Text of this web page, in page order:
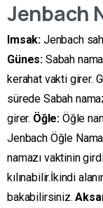
Jenbach
Imsak: Jenbach
Günes: Sabah
kerahat vakti girer.
sürede Sabah
girer. Öğle: Öğle
Jenbach Öğle
namazı vaktinin
kılınabilir.İkindi
bakabilirsiniz.